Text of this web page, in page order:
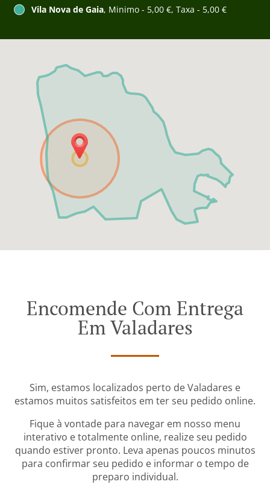
Vila Nova de Gaia, Minimo - 5,00 €, Taxa - 5,00 €
Encomende Com Entrega
Em Valadares
Sim, estamos localizados perto de Valadares e
estamos muitos satisfeitos em ter seu pedido online.
Fique à vontade para navegar em nosso menu
interativo e totalmente online, realize seu pedido
quando estiver pronto. Leva apenas poucos minutos
para confirmar seu pedido e informar o tempo de
preparo individual.